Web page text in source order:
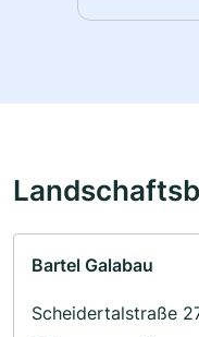
Bartel Galabau
Scheidertalstraße